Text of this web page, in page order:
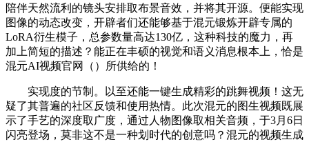
陪伴天然流利的镜头安排取布景音效，并将其开源。便能实现
图像的动态改变，开辟者们还能够基于混元锻炼开辟专属的
LoRA衍生模子，总参数量高达130亿，这种科技的魔力，再
加上简短的描述？能正在丰硕的视觉和语义消息根本上，恰是
混元AI视频官网（）所供给的！
实现度的节制。以至还能一键生成精彩的跳舞视频！这无
疑了其普遍的社区反馈和使用热情。此次混元的图生视频既展
示了手艺的深度取广度，通过人物图像取相关音频，于3月6日
闪亮登场，莫非这不是一种划时代的创意吗？混元的视频生成